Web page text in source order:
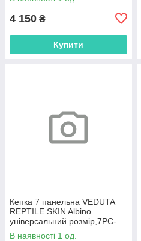
4 150 ₴
Купити
Кепка 7 панельна VEDUTA
REPTILE SKIN Albino
універсальний розмір,7PC-
UV-RSA
В наявності 1 од.